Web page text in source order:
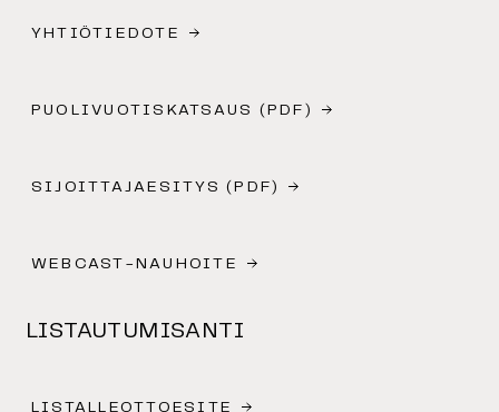
YHTIÖTIEDOTE
PUOLIVUOTISKATSAUS (PDF)
SIJOITTAJAESITYS (PDF)
WEBCAST-NAUHOITE
LISTAUTUMISANTI
LISTALLEOTTOESITE